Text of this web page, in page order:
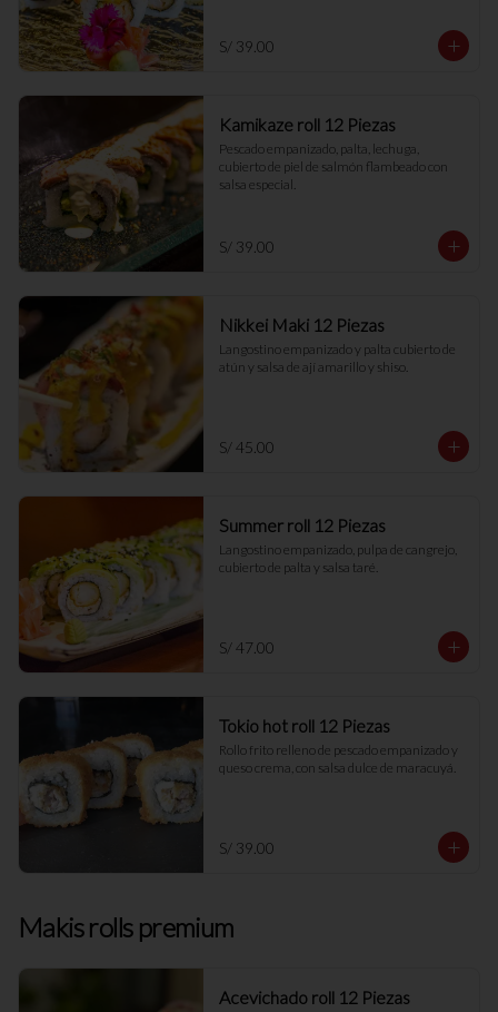
S/ 39.00
Kamikaze roll 12 Piezas
Pescado empanizado, palta, lechuga,
cubierto de piel de salmón flambeado con
salsa especial.
S/ 39.00
Nikkei Maki 12 Piezas
Langostino empanizado y palta cubierto de
atún y salsa de ají amarillo y shiso.
S/ 45.00
Summer roll 12 Piezas
Langostino empanizado, pulpa de cangrejo,
cubierto de palta y salsa taré.
S/ 47.00
Tokio hot roll 12 Piezas
Rollo frito relleno de pescado empanizado y
queso crema, con salsa dulce de maracuyá.
S/ 39.00
Makis rolls premium
Acevichado roll 12 Piezas